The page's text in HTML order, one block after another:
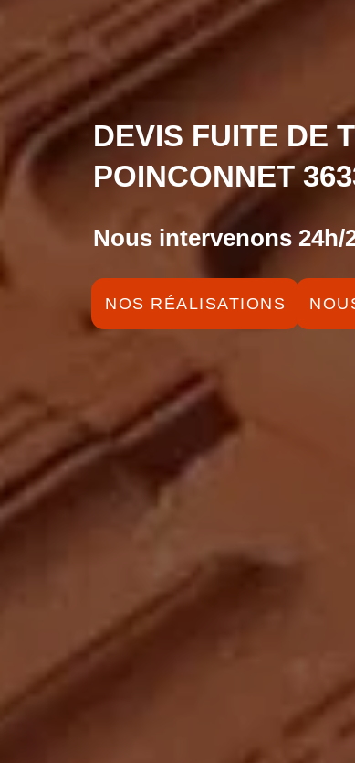
DEVIS FUITE DE
POINCONNET
Nous intervenons 24h/
NOS RÉALISATIONS